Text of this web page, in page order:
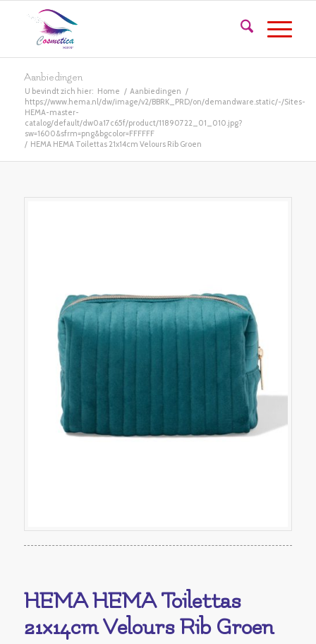
Aanbiedingen
U bevindt zich hier: Home / Aanbiedingen /
https://www.hema.nl/dw/image/v2/BBRK_PRD/on/demandware.static/-/Sites-
HEMA-master-
catalog/default/dw0a17c65f/product/11890722_01_010.jpg?
sw=1600&sfrm=png&bgcolor=FFFFFF
/ HEMA HEMA Toilettas 21x14cm Velours Rib Groen
HEMA HEMA Toilettas
21x14cm Velours Rib Groen